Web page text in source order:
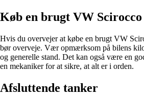
Køb en brugt VW Scirocco
Hvis du overvejer at købe en brugt VW
bør overveje. Vær opmærksom på bilens
og generelle stand. Det kan også være en
en mekaniker for at sikre, at alt er i orden.
Afsluttende tanker